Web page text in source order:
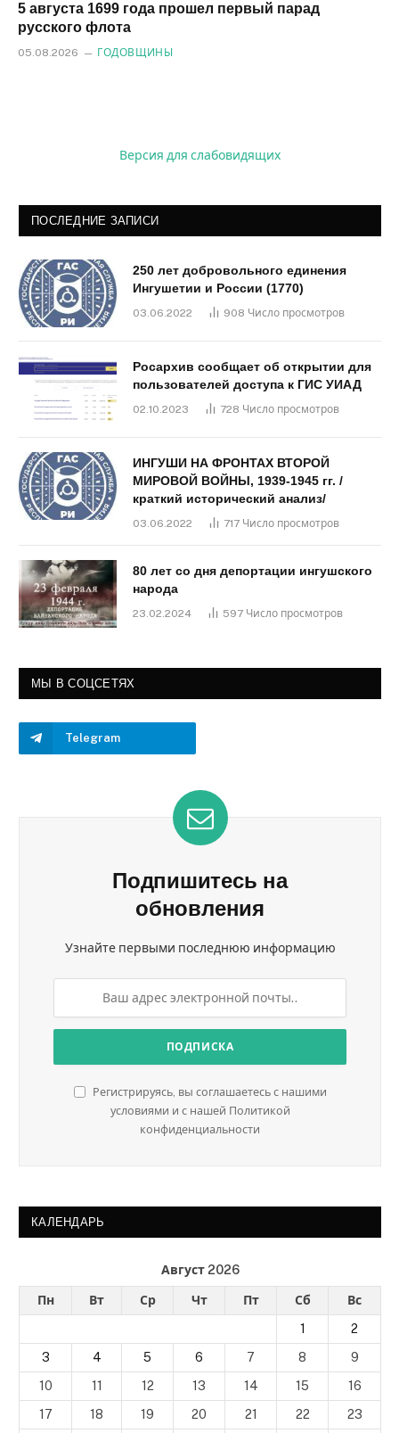
5 августа 1699 года прошел первый парад
русского флота
05.08.2026 ГОДОВЩИНЫ
Версия для слабовидящих
ПОСЛЕДНИЕ ЗАПИСИ
250 лет добровольного единения
Ингушетии и России (1770)
03.06.2022 908 Число просмотров
Росархив сообщает об открытии для
пользователей доступа к ГИС УИАД
02.10.2023 728 Число просмотров
ИНГУШИ НА ФРОНТАХ ВТОРОЙ
МИРОВОЙ ВОЙНЫ, 1939-1945 гг. /
краткий исторический анализ/
03.06.2022 717 Число просмотров
80 лет со дня депортации ингушского
народа
23.02.2024 597 Число просмотров
МЫ В СОЦСЕТЯХ
Telegram
Подпишитесь на
обновления
Узнайте первыми последнюю информацию
Регистрируясь, вы соглашаетесь с нашими
условиями и с нашей Политикой
конфиденциальности
КАЛЕНДАРЬ
Август 2026
Пн Вт Ср Чт Пт Сб
Вс
1
2
3
4 5 6 7 8
9
10
11 12 13 14 15
16
17
18 19 20 21 22 23